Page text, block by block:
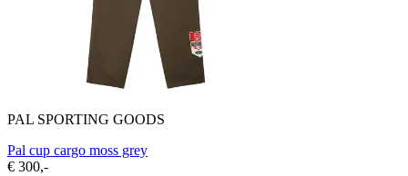
PAL SPORTING GOODS
Pal cup cargo moss grey
€ 300,-